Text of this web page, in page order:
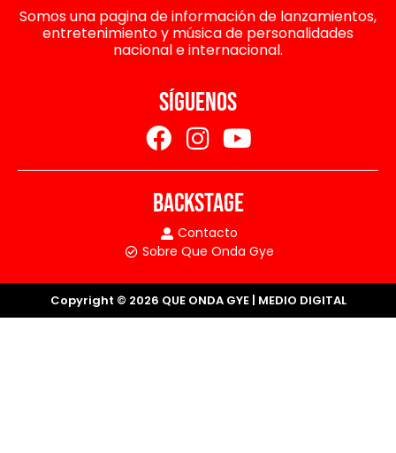
Somos una pagina de información de lanzamientos,
entretenimiento y música de personalidades
nacional e internacional.
SÍGUENOS
BACKSTAGE
Contacto
Sobre Que Onda Gye
Copyright © 2026 QUE ONDA GYE | MEDIO DIGITAL